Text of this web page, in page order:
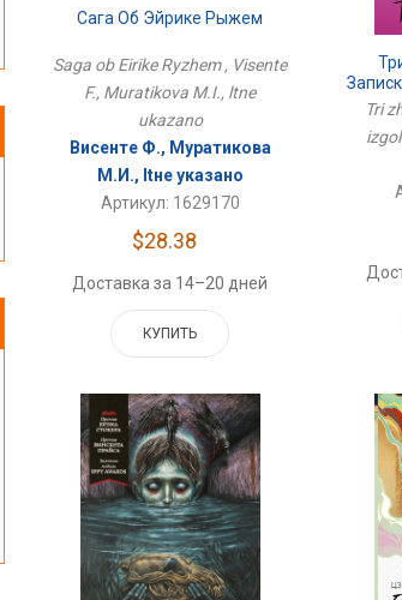
Сага Об Эйрике Рыжем
Saga ob Eirike Ryzhem , Visente
F., Muratikova M.I., ltne
ukazano
Висенте Ф., Муратикова
М.И., ltне указано
Артикул: 1629170
$28.38
Доставка за 14–20 дней
КУПИТЬ
Tri